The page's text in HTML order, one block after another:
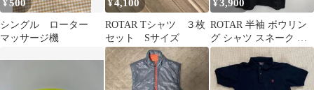
¥500
シングル ローター
マッサージ機
¥4,100
ROTAR Tシャツ ３枚
セット Sサイズ
¥3,900
ROTAR 半袖 ボウリン
グ シャツ スネーク 刺
繍 開襟 オープンカラー